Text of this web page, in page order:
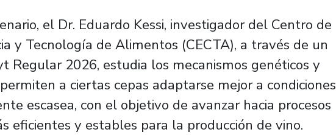
el Dr. Eduardo Kessi, investigador del Centro de
y Tecnología de Alimentos (CECTA), a través de un
Regular 2026, estudia los mecanismos genéticos y
a ciertas cepas adaptarse mejor a condiciones
escasea, con el objetivo de avanzar hacia procesos
eficientes y estables para la producción de vino.